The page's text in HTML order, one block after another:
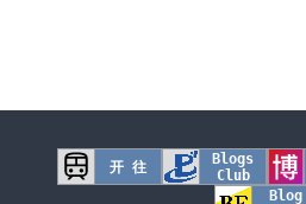
开 往
Blogs
Club
Blog